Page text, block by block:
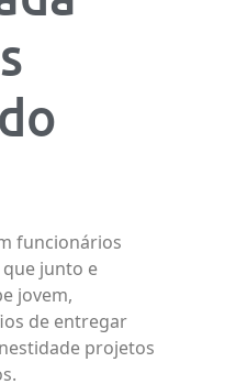
funcionários
junto e
jovem,
de entregar
projetos